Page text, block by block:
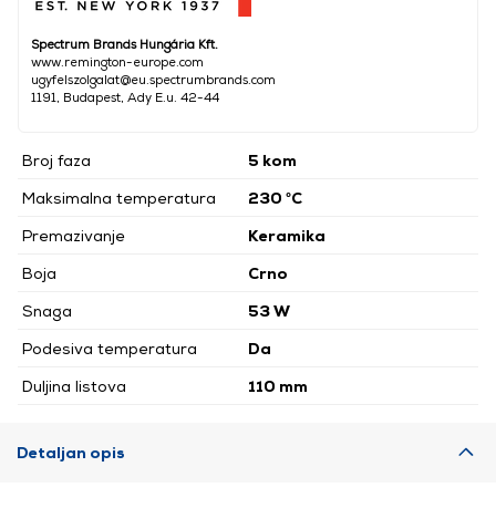
Spectrum Brands Hungária Kft.
www.remington-europe.com
ugyfelszolgalat@eu.spectrumbrands.com
1191, Budapest, Ady E.u. 42-44
Broj faza
5 kom
Maksimalna temperatura
230 °C
Premazivanje
Keramika
Boja
Crno
Snaga
53 W
Podesiva temperatura
Da
Duljina listova
110 mm
Detaljan opis